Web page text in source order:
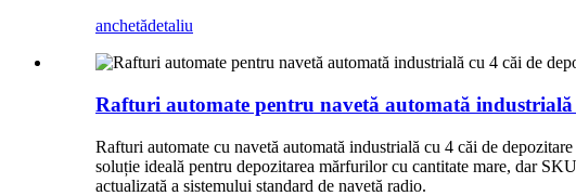
anchetădetaliu
Rafturi automate pentru navetă automată
Rafturi automate cu navetă automată industrială cu 4 căi de
soluție ideală pentru depozitarea mărfurilor cu cantitate mare, dar
actualizată a sistemului standard de navetă radio.